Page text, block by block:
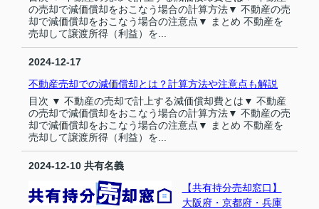
の売却で減価償却をおこなう場合の計算方法▼ 不動産の売
却で減価償却をおこなう場合の注意点▼ まとめ 不動産を
売却して譲渡所得（利益）を...
2024-12-17
不動産売却での減価償却とは？計算方法や注意点も解説
目次 ▼ 不動産の売却で計上する減価償却費とは▼ 不動産
の売却で減価償却をおこなう場合の計算方法▼ 不動産の売
却で減価償却をおこなう場合の注意点▼ まとめ 不動産を
売却して譲渡所得（利益）を...
2024-12-10 共有名義
【共有持分売却窓口】
大阪府・京都府・兵庫